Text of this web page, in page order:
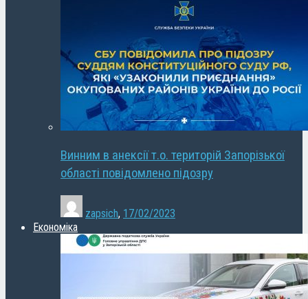
Винним в анексії т.о. територій Запорізької
області повідомлено підозру
zapsich, 17/02/2023
Економіка